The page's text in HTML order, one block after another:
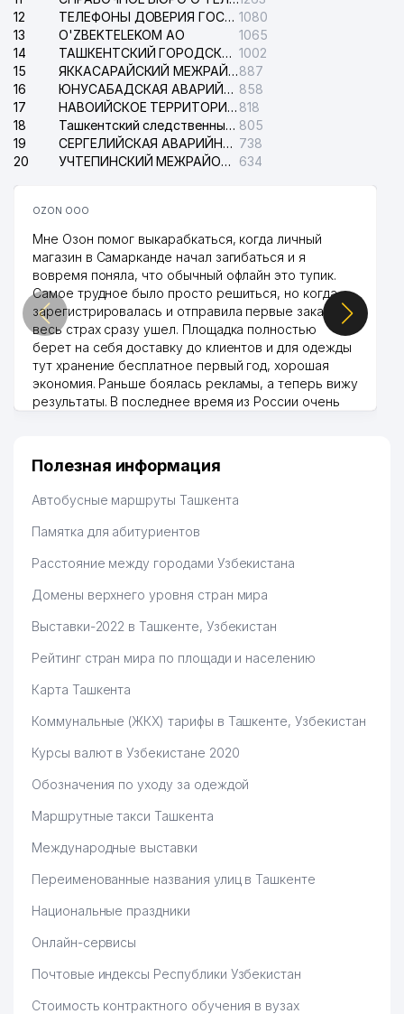
12
ТЕЛЕФОНЫ ДОВЕРИЯ ГОСУДАРСТВЕННОГО ЦЕНТРА ТЕСТИРОВАНИЯ 1080
13
O'ZBEKTELEKOM АО
1065
14
ТАШКЕНТСКИЙ ГОРОДСКОЙ СУД ПО ГРАЖДАНСКИМ ДЕЛАМ 1002
15
ЯККАСАРАЙСКИЙ МЕЖРАЙОННЫЙ СУД ПО ГРАЖДАНСКИМ ДЕЛАМ887
16
ЮНУСАБАДСКАЯ АВАРИЙНАЯ СЛУЖБА ЭЛЕКТРОСЕТИ 858
17
НАВОИЙСКОЕ ТЕРРИТОРИАЛЬНОЕ ПРЕДПРИЯТИЕ ЭЛЕКТРОСЕТИ АО 818
18
Ташкентский следственный изолятор 805
19
СЕРГЕЛИЙСКАЯ АВАРИЙНАЯ СЛУЖБА ЭЛЕКТРОСЕТИ 738
20
УЧТЕПИНСКИЙ МЕЖРАЙОННЫЙ СУД ПО ГРАЖДАНСКИМ ДЕЛАМ 634
OZON ООО
Мне Озон помог выкарабкаться, когда личный
магазин в Самарканде начал загибаться и я
вовремя поняла, что обычный офлайн это тупик.
Самое трудное было просто решиться, но когда
зарегистрировалась и отправила первые заказы,
весь страх сразу ушел. Площадка полностью
берет на себя доставку до клиентов и для одежды
тут хранение бесплатное первый год, хорошая
экономия. Раньше боялась рекламы, а теперь вижу
результаты. В последнее время из России очень
Hamida 03.08.2026 12:45:39
Полезная информация
Автобусные маршруты Ташкента
Памятка для абитуриентов
Расстояние между городами Узбекистана
Домены верхнего уровня стран мира
Выставки-2022 в Ташкенте, Узбекистан
Рейтинг стран мира по площади и населению
Карта Ташкента
Коммунальные (ЖКХ) тарифы в Ташкенте, Узбекистан
Курсы валют в Узбекистане 2020
Обозначения по уходу за одеждой
Маршрутные такси Ташкента
Международные выставки
Переименованные названия улиц в Ташкенте
Национальные праздники
Онлайн-сервисы
Почтовые индексы Республики Узбекистан
Стоимость контрактного обучения в вузах